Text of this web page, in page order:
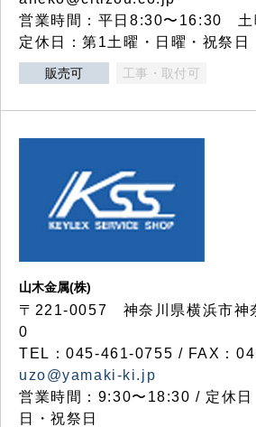
営業時間：平日8:30〜16:30
定休日：第1土曜・日曜・祝祭日
販売可 工事・取付可
山木金属(株)
〒221-0057 神奈川県横浜市神
0
TEL：045-461-0755 / FAX：
uzo@yamaki-ki.jp
営業時間：9:30〜18:30 / 定休日
日・祝祭日